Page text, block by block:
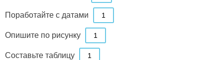
Поработайте с датами 1
Опишите по рисунку 1
Составьте таблицу 1